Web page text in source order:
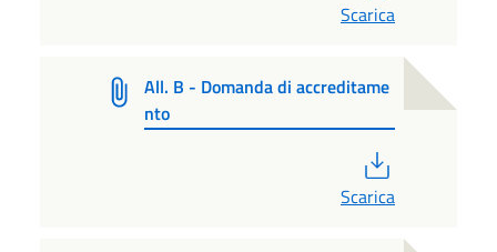
Scarica
All. B - Domanda di accreditame
nto
Scarica